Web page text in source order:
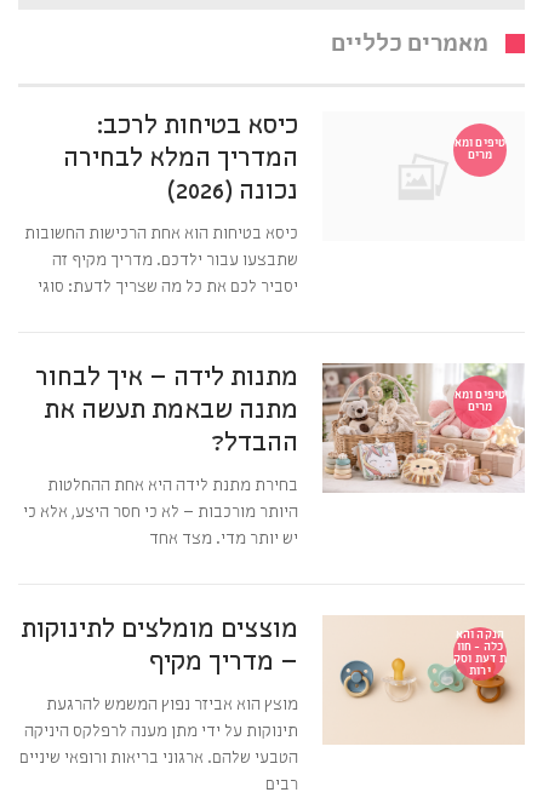
מאמרים כלליים
טיפים ומא
מרים
כיסא בטיחות לרכב:
המדריך המלא לבחירה
נכונה (2026)
כיסא בטיחות הוא אחת הרכישות החשובות
שתבצעו עבור ילדכם. מדריך מקיף זה
יסביר לכם את כל מה שצריך לדעת: סוגי
טיפים ומא
מרים
מתנות לידה – איך לבחור
מתנה שבאמת תעשה את
ההבדל?
בחירת מתנת לידה היא אחת ההחלטות
היותר מורכבות – לא כי חסר היצע, אלא כי
יש יותר מדי. מצד אחד
הנקה והא
כלה - חוו
ת דעת וסק
ירות
מוצצים מומלצים לתינוקות
– מדריך מקיף
מוצץ הוא אביזר נפוץ המשמש להרגעת
תינוקות על ידי מתן מענה לרפלקס היניקה
הטבעי שלהם. ארגוני בריאות ורופאי שיניים
רבים